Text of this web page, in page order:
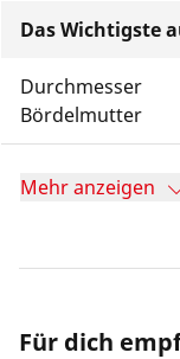
Das Wichtigste
Durchmesser
Bördelmutter
Mehr anzeigen
Für dich